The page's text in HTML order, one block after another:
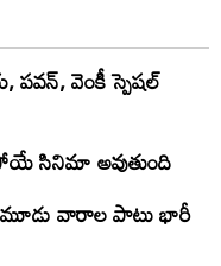
పవన్‌, వెంకీ స్పెషల్‌
సినిమా అవుతుంది
మూడు వారాల పాటు భారీ